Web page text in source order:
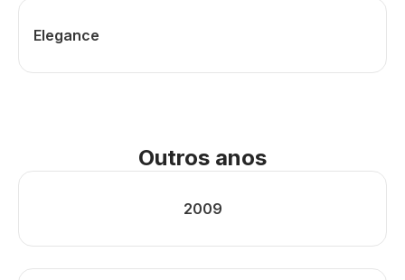
Elegance
Outros anos
2009